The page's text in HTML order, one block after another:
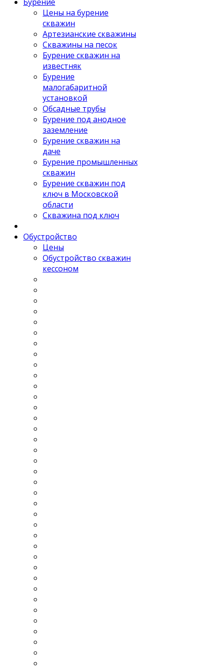
Цены на бурение
скважин
Артезианские скважины
Скважины на песок
Бурение скважин на
известняк
Бурение
малогабаритной
установкой
Обсадные трубы
Бурение под анодное
заземление
Бурение скважин на
даче
Бурение промышленных
скважин
Бурение скважин под
ключ в Московской
области
Скважина под ключ
Обустройство
Цены
Обустройство скважин
кессоном